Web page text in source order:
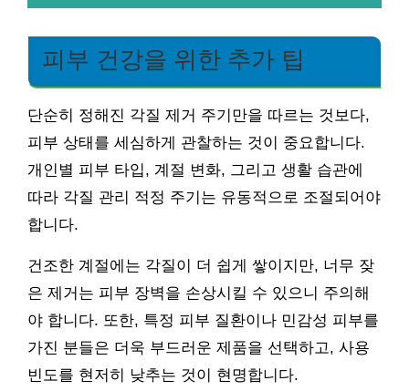
피부 건강을 위한 추가 팁
단순히 정해진 각질 제거 주기만을 따르는 것보다,
피부 상태를 세심하게 관찰하는 것이 중요합니다.
개인별 피부 타입, 계절 변화, 그리고 생활 습관에
따라 각질 관리 적정 주기는 유동적으로 조절되어야
합니다.
건조한 계절에는 각질이 더 쉽게 쌓이지만, 너무 잦
은 제거는 피부 장벽을 손상시킬 수 있으니 주의해
야 합니다. 또한, 특정 피부 질환이나 민감성 피부를
가진 분들은 더욱 부드러운 제품을 선택하고, 사용
빈도를 현저히 낮추는 것이 현명합니다.